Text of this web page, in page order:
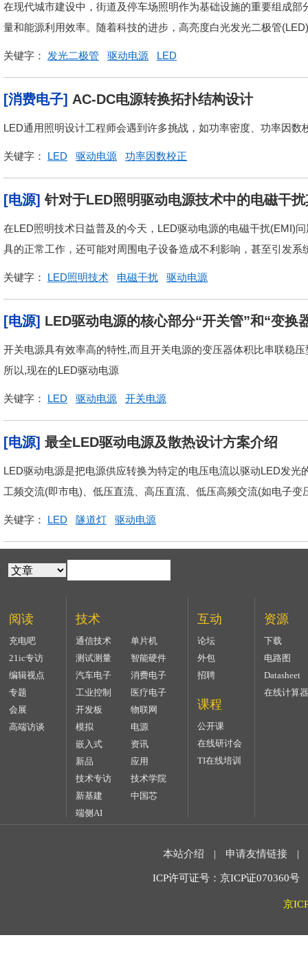
在现代城市建设中，街道及停车场照明作为基础设施的重要组成
量和能源利用效率。随着科技的进步，高亮度白光发光二极管
关键字： 发光二极管 驱动电源 LED
[消费电子] AC-DC电源转换拓扑结构设计
LED通用照明设计工程师会遇到许多挑战，如功率密度、功率因数
关键字： LED 驱动电源 功率因数校正
[电源] 针对于LED照明驱动电源技术中的电磁干
在LED照明技术日益普及的今天，LED驱动电源的电磁干扰(EMI)
具的正常工作，还可能对周围电子设备造成不利影响，甚至引发
关键字： LED照明技术 电磁干扰 驱动电源
[电源] LED驱动电源的核心部分“开关管”和“变换
开关电源具有效率高的特性,而且开关电源的变压器体积比串联稳
所以,现在的LED驱动电源
关键字： LED 驱动电源 开关电源
[电源] 最全LED驱动电源及散热设计方案介绍
LED驱动电源是把电源供应转换为特定的电压电流以驱动LED发
工频交流(即市电)、低压直流、高压直流、低压高频交流(如电子变
关键字： LED 隧道灯 驱动电源
阅读
充电吧
21ic专访
编辑视点
专题
会展
高端访谈
技术
通信技术
单片机
测试测量
智能硬件
汽车电子
消费电子
工业控制
医疗电子
开发板
物联网
模拟
电源
嵌入式
资讯
新品
应用
技术专访
技术学院
新基建
中国芯
端侧AI
互动
论坛
外包
招聘
课程
公开课
在线研讨会
TI在线培训
资源
下载
电路图
Datasheet
在线计算器
本站介绍 | 申请友情链接 |
ICP许可证号：京ICP证070360
京